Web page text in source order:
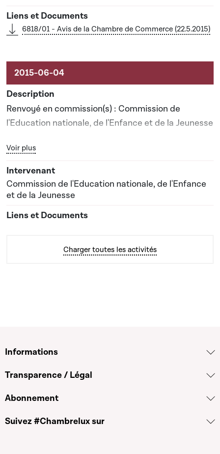
6818/01 - Avis de la Chambre de Commerce (22.5.2015)
Renvoyé en commission(s) : Commission de
l'Education nationale, de l'Enfance et de la Jeunesse
Date prévisionnelle du rapport de commission : 13-
01-2015
Bouton graphique servant à afficher ou cacher tous les
Voir plus
Commission de l'Education nationale, de l'Enfance
et de la Jeunesse
Charger toutes les activités
Informations
Transparence / Légal
Abonnement
Suivez #Chambrelux sur